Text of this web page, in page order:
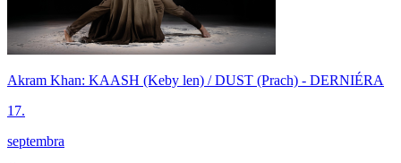
Akram Khan: KAASH (Keby len) / DUST (Prach) - DERNIÉRA
17.
septembra